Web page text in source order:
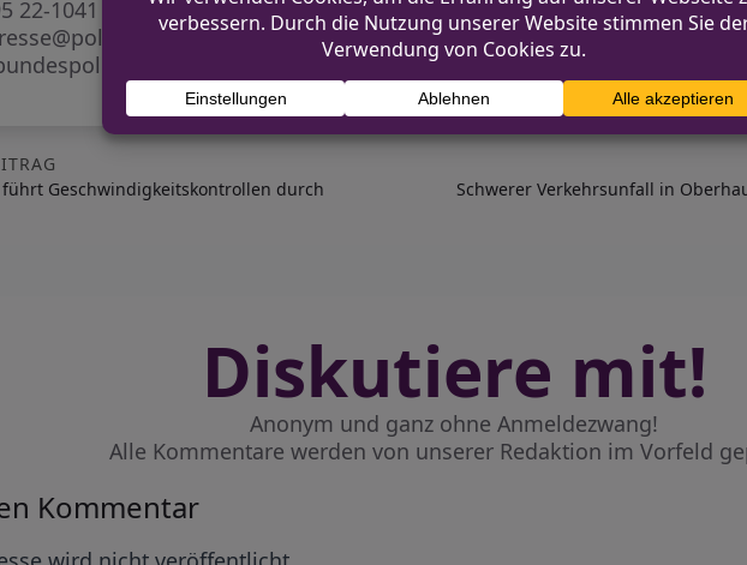
22-1041
führt Geschwindigkeitskontrollen durch
Schwerer Verkehrsunfall in
Diskutiere mit!
Anonym und ganz ohne Anmeldezwang!
Alle Kommentare werden von unserer Redaktion im Vorfeld
Kommentar